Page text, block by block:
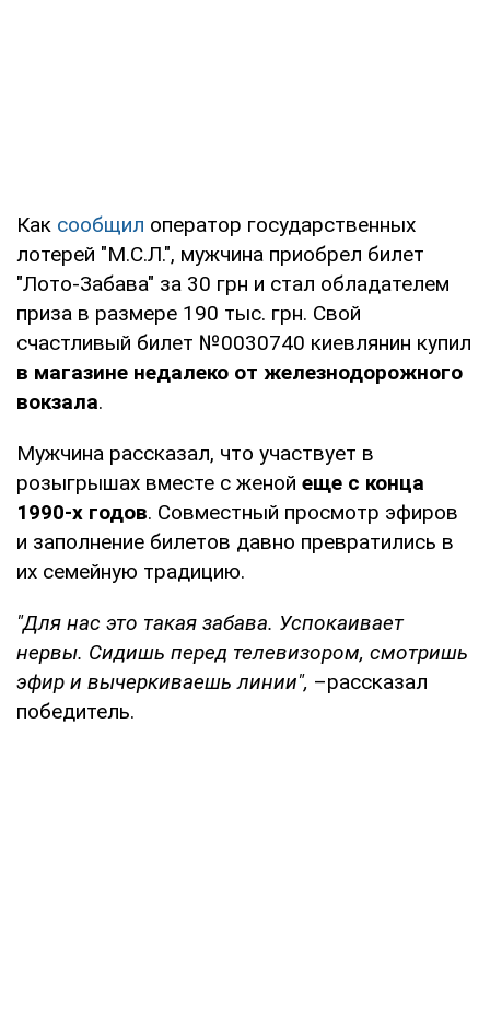
Как сообщил оператор государственных
лотерей "М.С.Л.", мужчина приобрел билет
"Лото-Забава" за 30 грн и стал обладателем
приза в размере 190 тыс. грн. Свой
счастливый билет №0030740 киевлянин купил
в магазине недалеко от железнодорожного
вокзала.
Мужчина рассказал, что участвует в
розыгрышах вместе с женой еще с конца
1990-х годов. Совместный просмотр эфиров
и заполнение билетов давно превратились в
их семейную традицию.
"Для нас это такая забава. Успокаивает
нервы. Сидишь перед телевизором, смотришь
эфир и вычеркиваешь линии", –рассказал
победитель.